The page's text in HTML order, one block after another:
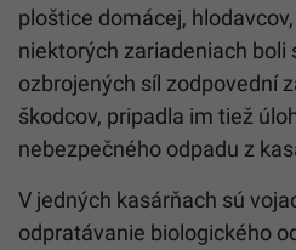
ploštice domácej,
niektorých zariadeniach boli
ozbrojených síl zodpovední
škodcov, pripadla im tiež
nebezpečného odpadu z
V jedných kasárňach sú
odpratávanie biologického